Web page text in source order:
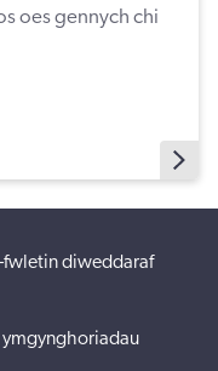
oes gennych chi
fwletin diweddaraf